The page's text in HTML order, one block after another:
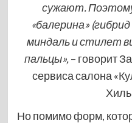
сужают.
«балерина»
миндаль и стилет
пальцы»,– говорит
сервиса салона
Но помимо форм,